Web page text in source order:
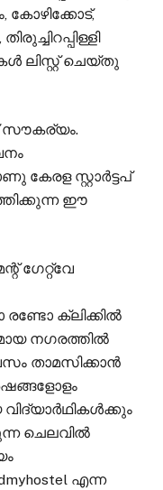
കോഴിക്കോട്,
ലിസ്റ്റ് ചെയ്തു
കേരള സ്റ്റാർട്ടപ്
ഈ
ഗേറ്റ്‌വേ
ക്ലിക്കിൽ
നഗരത്തിൽ
താമസിക്കാൻ
ചെലവിൽ
എന്ന